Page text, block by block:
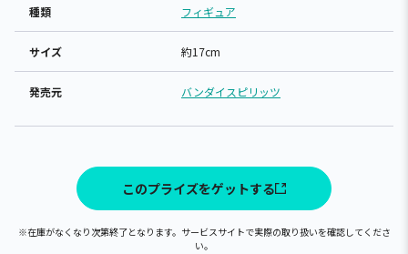
種類 フィギュア
サイズ 約17cm
発売元 バンダイスピリッツ
このプライズをゲットする
※在庫がなくなり次第終了となります。サービスサイトで実際の取り扱いを確認してくださ
い。